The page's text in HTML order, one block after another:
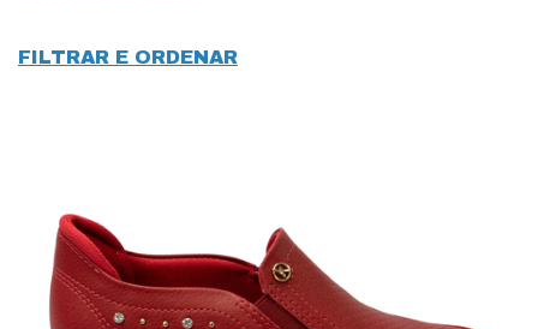
FILTRAR E ORDENAR